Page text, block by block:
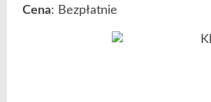
Cena: Bezpłatnie